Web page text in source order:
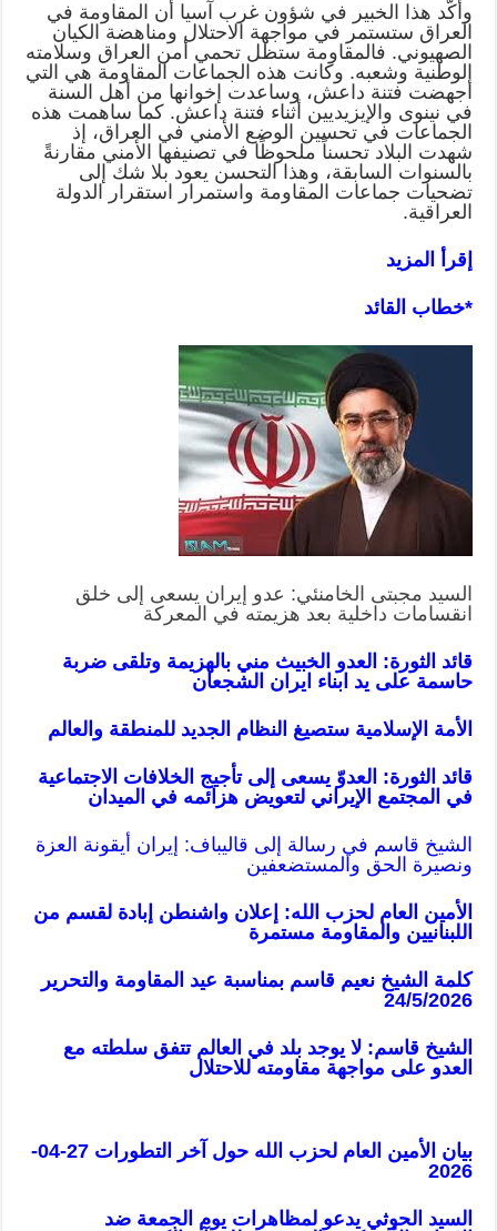
وأكّد هذا الخبير في شؤون غرب آسيا أن المقاومة في
العراق ستستمر في مواجهة الاحتلال ومناهضة الكيان
الصهيوني. فالمقاومة ستظل تحمي أمن العراق وسلامته
الوطنية وشعبه. وكانت هذه الجماعات المقاومة هي التي
أجهضت فتنة داعش، وساعدت إخوانها من أهل السنة
في نينوى والإيزيديين أثناء فتنة داعش. كما ساهمت هذه
الجماعات في تحسين الوضع الأمني في العراق، إذ
شهدت البلاد تحسناً ملحوظًا في تصنيفها الأمني مقارنةً
بالسنوات السابقة، وهذا التحسن يعود بلا شك إلى
تضحيات جماعات المقاومة واستمرار استقرار الدولة
العراقية.
إقرأ المزيد
*خطاب القائد
السيد مجبتى الخامنئي: عدو إيران يسعى إلى خلق
انقسامات داخلية بعد هزيمته في المعركة
قائد الثورة: العدو الخبيث مني بالهزيمة وتلقى ضربة
حاسمة على يد ابناء ايران الشجعان
الأمة الإسلامية ستصيغ النظام الجديد للمنطقة والعالم
قائد الثورة: العدوّ يسعى إلى تأجيج الخلافات الاجتماعية
في المجتمع الإيراني لتعويض هزائمه في الميدان
الشيخ قاسم في رسالة إلى قاليباف: إيران أيقونة العزة
ونصيرة الحق والمستضعفين
الأمين العام لحزب الله: إعلان واشنطن إبادة لقسم من
اللبنانيين والمقاومة مستمرة
كلمة الشيخ نعيم قاسم بمناسبة عيد المقاومة والتحرير
24/5/2026
الشيخ قاسم: لا يوجد بلد في العالم تتفق سلطته مع
العدو على مواجهة مقاومته للاحتلال
بيان الأمين العام لحزب الله حول آخر التطورات 27-04-
2026
السيد الحوثي يدعو لمظاهرات يوم الجمعة ضد